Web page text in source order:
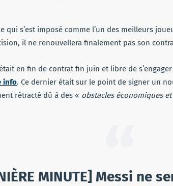
qui s’est imposé comme l’un des meilleurs
il ne renouvellera finalement pas son
en fin de contrat fin juin et libre de
info. Ce dernier était sur le point de signer un
rétracté dû à des « obstacles économiques
MINUTE] Messi ne